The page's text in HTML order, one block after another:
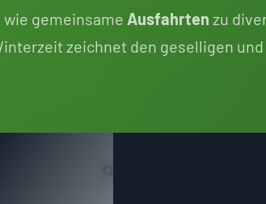
wie gemeinsame Ausfahrten zu
zeichnet den geselligen